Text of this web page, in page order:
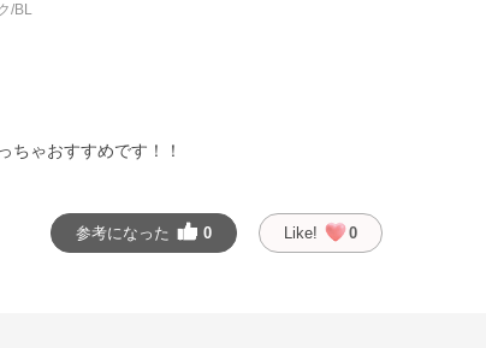
/BL
ちゃおすすめです！！
参考になった 0 Like! 0